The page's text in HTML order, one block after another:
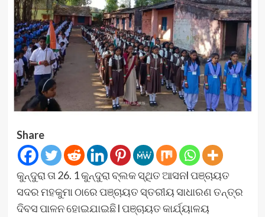
Share
କୁନ୍ଦୁରା ତା 26. 1 କୁନ୍ଦୁରା ବ୍ଲକ ସ୍ଥିତ ଆସନl ପଞ୍ଚାୟତ
ସଦର ମହକୁମା ଠାରେ ପଞ୍ଚାୟତ ସ୍ତରୀୟ ସାଧାରଣ ତନ୍ତ୍ର
ଦିବସ ପାଳନ ହୋଇଯାଇଛି l ପଞ୍ଚାୟତ କାର୍ଯ୍ୟାଳୟ